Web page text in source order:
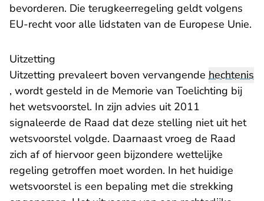
bevorderen. Die terugkeerregeling geldt volgens
EU-recht voor alle lidstaten van de Europese Unie.
​Uitzetting
Uitzetting prevaleert boven vervangende hechtenis
, wordt gesteld in de Memorie van Toelichting bij
het wetsvoorstel. In zijn advies uit 2011
signaleerde de Raad dat deze stelling niet uit het
wetsvoorstel volgde. Daarnaast vroeg de Raad
zich af of hiervoor geen bijzondere wettelijke
regeling getroffen moet worden. In het huidige
wetsvoorstel is een bepaling met die strekking